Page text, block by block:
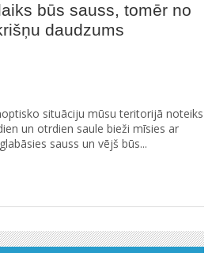
būs sauss, tomēr no
daudzums
situāciju mūsu teritorijā noteiks
un otrdien saule bieži mīsies ar
sauss un vējš būs...